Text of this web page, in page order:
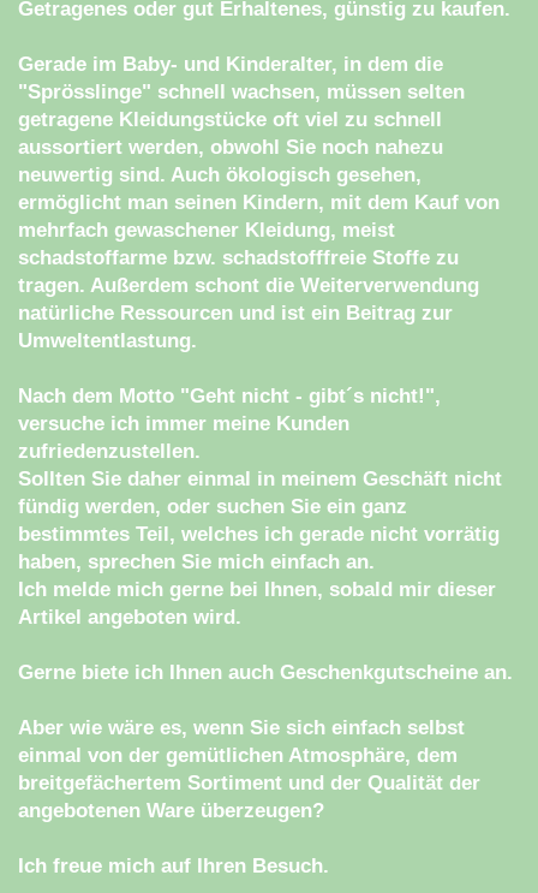
Getragenes oder gut Erhaltenes, günstig zu kaufen.
Gerade im Baby- und Kinderalter, in dem die
"Sprösslinge" schnell wachsen, müssen selten
getragene Kleidungstücke oft viel zu schnell
aussortiert werden, obwohl Sie noch nahezu
neuwertig sind. Auch ökologisch gesehen,
ermöglicht man seinen Kindern, mit dem Kauf von
mehrfach gewaschener Kleidung, meist
schadstoffarme bzw. schadstofffreie Stoffe zu
tragen. Außerdem schont die Weiterverwendung
natürliche Ressourcen und ist ein Beitrag zur
Umweltentlastung.
Nach dem Motto "Geht nicht - gibt´s nicht!",
versuche ich immer meine Kunden
zufriedenzustellen.
Sollten Sie daher einmal in meinem Geschäft nicht
fündig werden, oder suchen Sie ein ganz
bestimmtes Teil, welches ich gerade nicht vorrätig
haben, sprechen Sie mich einfach an.
Ich melde mich gerne bei Ihnen, sobald mir dieser
Artikel angeboten wird.
Gerne biete ich Ihnen auch Geschenkgutscheine an.
Aber wie wäre es, wenn Sie sich einfach selbst
einmal von der gemütlichen Atmosphäre, dem
breitgefächertem Sortiment und der Qualität der
angebotenen Ware überzeugen?
Ich freue mich auf Ihren Besuch.